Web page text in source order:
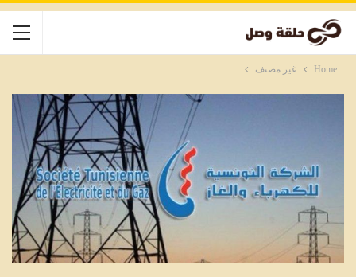
Home غير مصنف